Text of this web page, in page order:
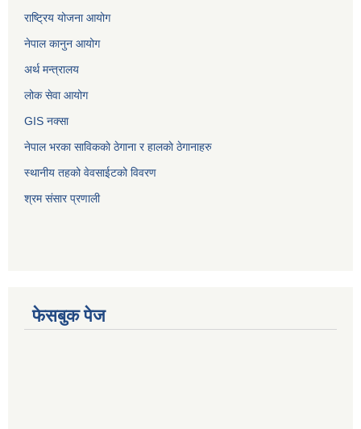
राष्ट्रिय योजना आयोग
नेपाल कानुन आयोग
अर्थ मन्त्रालय
लोक सेवा आयोग
GIS नक्सा
नेपाल भरका साविककाे ठेगाना र हालकाे ठेगानाहरु
स्थानीय तहको वेवसाईटको विवरण
श्रम संसार प्रणाली
फेसबुक पेज